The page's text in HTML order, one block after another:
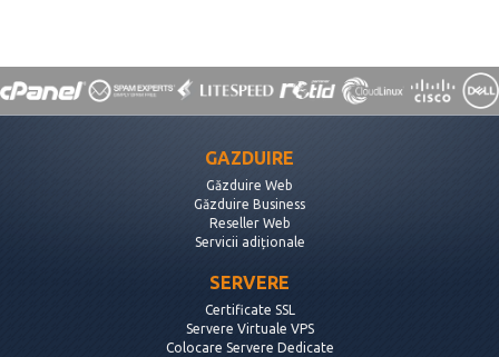
GAZDUIRE
Găzduire Web
Găzduire Business
Reseller Web
Servicii adiționale
SERVERE
Certificate SSL
Servere Virtuale VPS
Colocare Servere Dedicate